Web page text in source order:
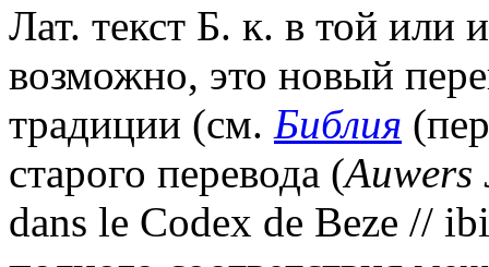
Лат. текст Б. к. в той или
возможно, это новый
традиции (см. Библия
старого перевода (Auwers
dans le Codex de Beze //